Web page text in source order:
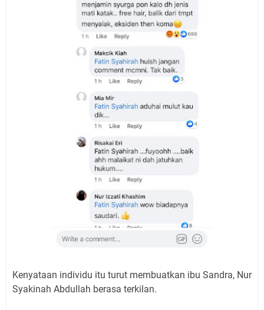
Kenyataan individu itu turut membuatkan ibu Sandra, Nur
Syakinah Abdullah berasa terkilan.